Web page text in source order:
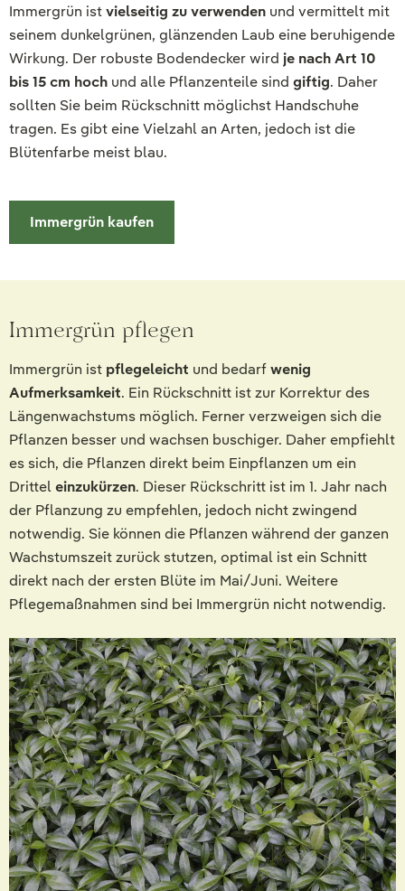
Immergrün istvielseitig zu verwenden und vermittelt mit
seinem dunkelgrünen, glänzenden Laub eine beruhigende
Wirkung. Der robuste Bodendecker wird je nach Art 10
bis 15 cm hoch und alle Pflanzenteile sind giftig. Daher
sollten Sie beim Rückschnitt möglichst Handschuhe
tragen. Es gibt eine Vielzahl an Arten, jedoch ist die
Blütenfarbe meist blau.
Immergrün kaufen
Immergrün pflegen
Immergrün ist pflegeleicht und bedarfwenig
Aufmerksamkeit. Ein Rückschnitt ist zur Korrektur des
Längenwachstums möglich. Ferner verzweigen sich die
Pflanzen besser und wachsen buschiger. Daher empfiehlt
es sich, die Pflanzen direkt beim Einpflanzen um ein
Dritteleinzukürzen. Dieser Rückschritt ist im 1. Jahr nach
der Pflanzung zu empfehlen, jedoch nicht zwingend
notwendig. Sie können die Pflanzen während der ganzen
Wachstumszeit zurück stutzen, optimal ist ein Schnitt
direkt nach der ersten Blüte im Mai/Juni. Weitere
Pflegemaßnahmen sind bei Immergrün nicht notwendig.